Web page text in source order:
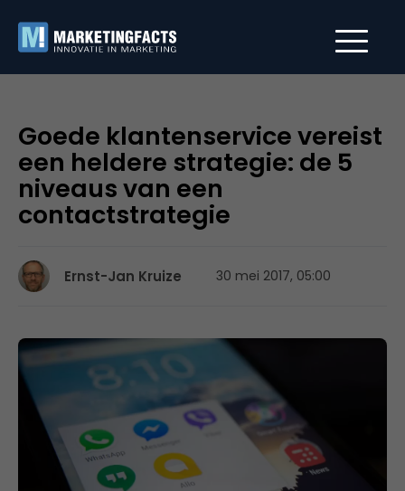
Goede klantenservice vereist
een heldere strategie: de 5
niveaus van een
contactstrategie
Ernst-Jan Kruize 30 mei 2017, 05:00